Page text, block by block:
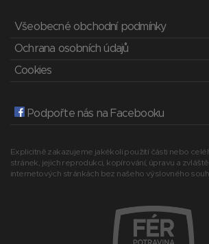
Všeobecné obchodní podmínky
Ochrana osobních údajů
Cookies
Podpořte nás na Facebooku
Explicitně zakazujeme jakékoli použití části nebo
stránek, jejich reprodukci, kopírování, úpravu a
internetových stránkách bez našeho výslovného